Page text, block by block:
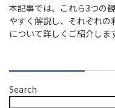
本記事では、これら3つの
やすく解説し、それぞれ
について詳しくご紹介しま
Search